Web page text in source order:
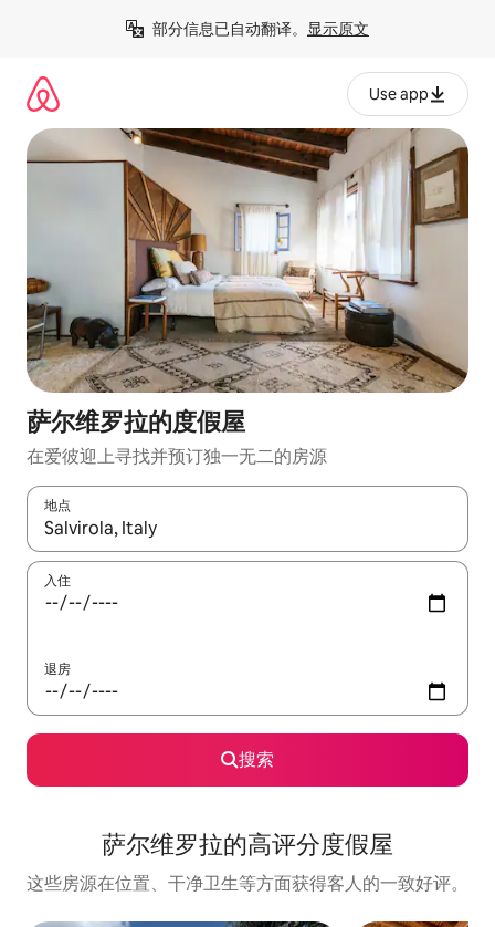
部分信息已自动翻译。 显示原文
Use app
萨尔维罗拉的度假屋
在爱彼迎上寻找并预订独一无二的房源
地点
如有搜索结果，请使用上下方向键查看，或通过点击或滑动手势
入住
退房
搜索
萨尔维罗拉的高评分度假屋
这些房源在位置、干净卫生等方面获得客人的一致好评。